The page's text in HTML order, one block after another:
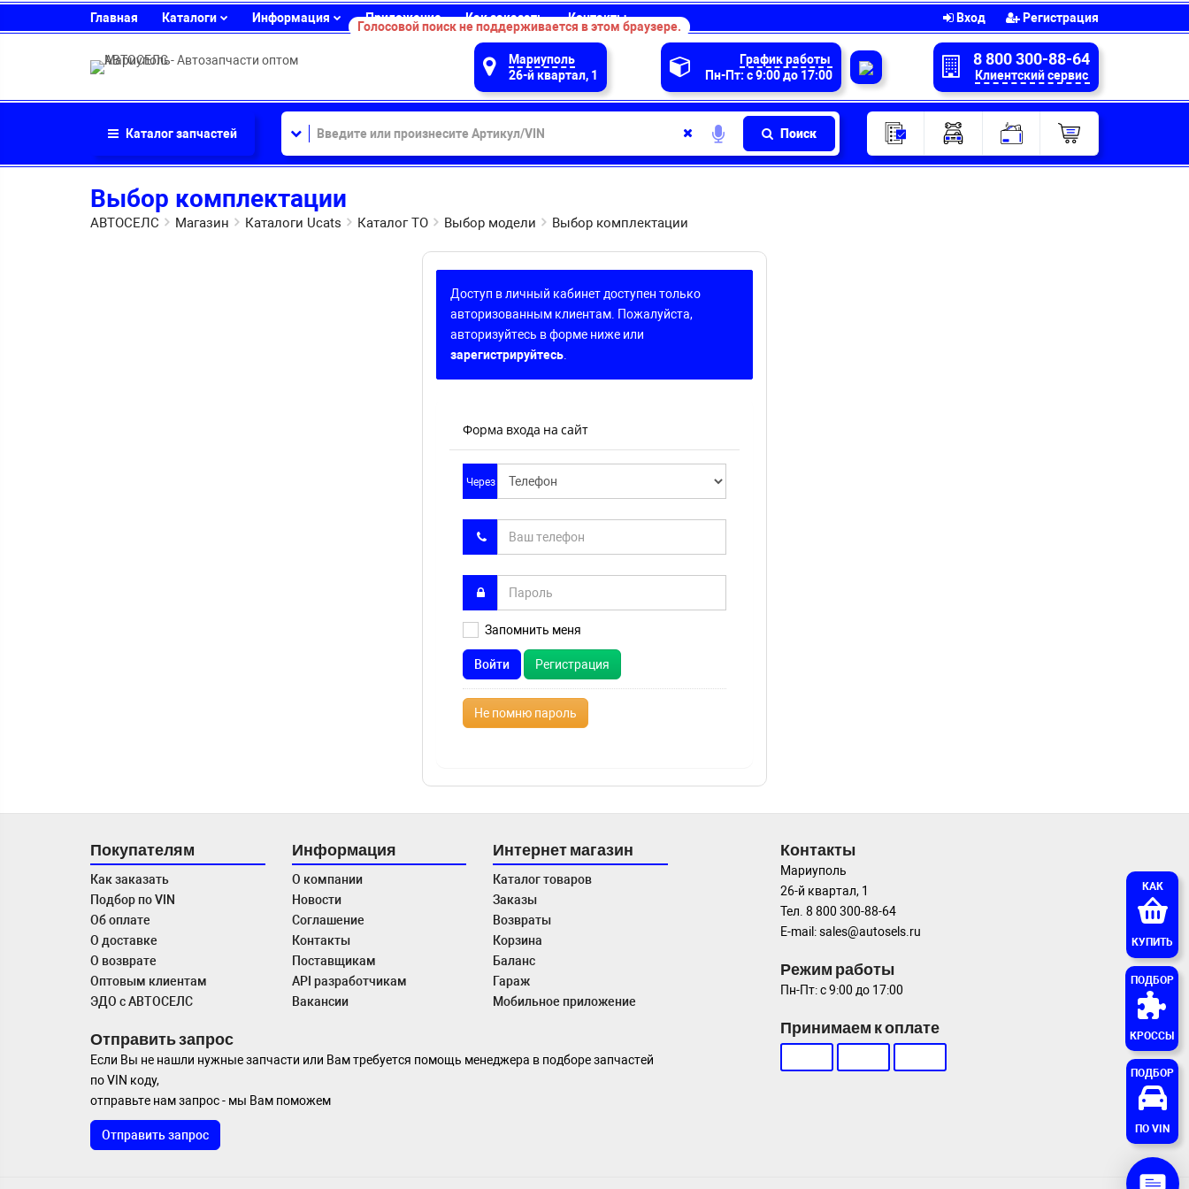
Главная Каталоги Информация Приложение Как заказать Контакты Вход Регистрация
Мариуполь
26-й квартал, 1
График работы
Пн-Пт: с 9:00 до 17:00
8 800 300-88-64
Клиентский сервис
Каталогзапчастей
Голосовой поиск не поддерживается в этом браузере.
Поиск
Выбор комплектации
АВТОСЕЛС Магазин Каталоги Ucats Каталог ТО Выбор модели Выбор комплектации
Доступ в личный кабинет доступен только
авторизованным клиентам. Пожалуйста,
авторизуйтесь в форме ниже или
зарегистрируйтесь
Форма входа на сайт
Через
Запомнить меня
Войти Регистрация
Не помню пароль
Покупателям
Как заказать
Подбор по VIN
Об оплате
О доставке
О возврате
Оптовым клиентам
ЭДО с АВТОСЕЛС
Информация
О компании
Новости
Соглашение
Контакты
Поставщикам
API разработчикам
Вакансии
Интернет магазин
Каталог товаров
Заказы
Возвраты
Корзина
Баланс
Гараж
Мобильное приложение
Отправить запрос
Если Вы не нашли нужные запчасти или Вам требуется помощь менеджера в подборе запчастей
по VIN коду,
отправьте нам запрос - мы Вам поможем
Отправить запрос
Контакты
Мариуполь
26-й квартал, 1
Тел. 8 800 300-88-64
E-mail: sales@autosels.ru
Режим работы
Пн-Пт: с 9:00 до 17:00
Принимаем к оплате
КАК
КУПИТЬ
ПОДБОР
КРОССЫ
ПОДБОР
ПО VIN